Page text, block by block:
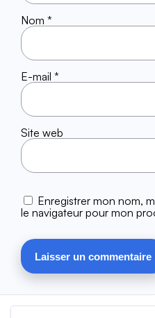
Nom *
E-mail *
Site web
Enregistrer mon nom,
le navigateur pour mon